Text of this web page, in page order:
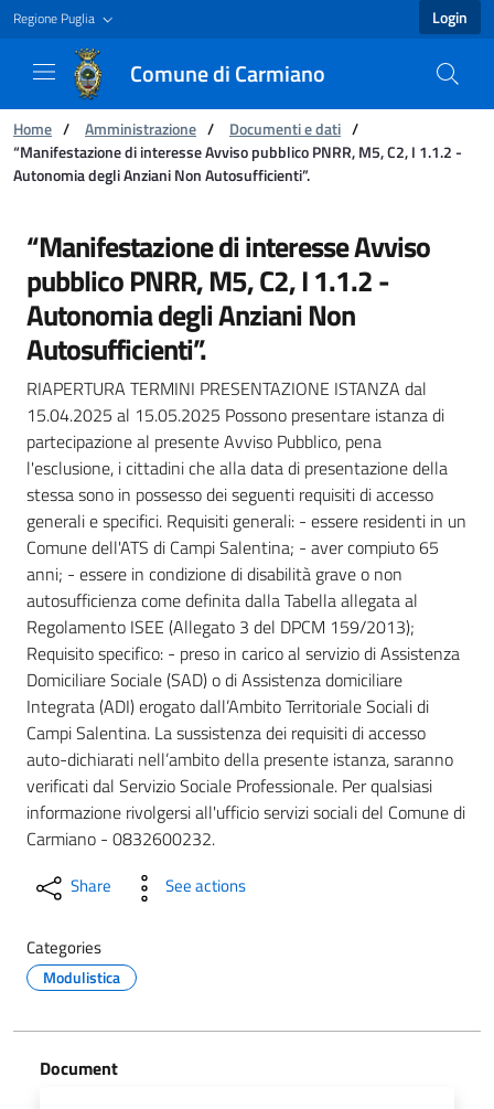
Regione Puglia Login
Comune di Carmiano
You are:
Home / Amministrazione / Documenti e dati /
“Manifestazione di interesse Avviso pubblico PNRR, M5, C2, I 1.1.2 -
Autonomia degli Anziani Non Autosufficienti”.
“Manifestazione di interesse Avviso
“Manifestazione di interesse Avviso
pubblico PNRR, M5, C2, I 1.1.2 -
Autonomia degli Anziani Non
Autosufficienti”.
RIAPERTURA TERMINI PRESENTAZIONE ISTANZA dal
15.04.2025 al 15.05.2025 Possono presentare istanza di
partecipazione al presente Avviso Pubblico, pena
l'esclusione, i cittadini che alla data di presentazione della
stessa sono in possesso dei seguenti requisiti di accesso
generali e specifici. Requisiti generali: - essere residenti in un
Comune dell'ATS di Campi Salentina; - aver compiuto 65
anni; - essere in condizione di disabilità grave o non
autosufficienza come definita dalla Tabella allegata al
Regolamento ISEE (Allegato 3 del DPCM 159/2013);
Requisito specifico: - preso in carico al servizio di Assistenza
Domiciliare Sociale (SAD) o di Assistenza domiciliare
Integrata (ADI) erogato dall’Ambito Territoriale Sociali di
Campi Salentina. La sussistenza dei requisiti di accesso
auto-dichiarati nell’ambito della presente istanza, saranno
verificati dal Servizio Sociale Professionale. Per qualsiasi
informazione rivolgersi all'ufficio servizi sociali del Comune di
Carmiano - 0832600232.
Share See actions
Categories
Modulistica
Document